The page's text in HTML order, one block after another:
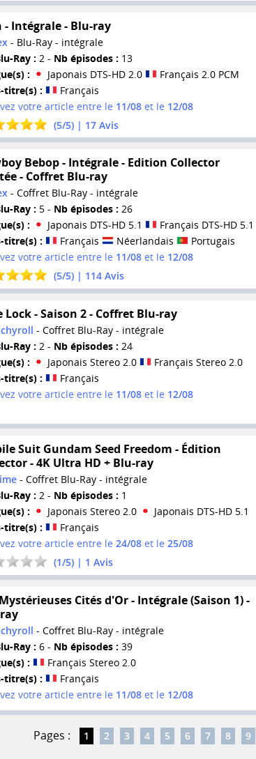
- Intégrale - Blu-ray
- Blu-Ray - intégrale
Ray : 2 - Nb épisodes : 13
:
Japonais DTS-HD 2.0
Français 2.0 PCM
titre(s) :
Français
votre article entre le 11/08et le 12/08
(5/5) | 17Avis
Bebop - Intégrale - Edition Collector
- Coffret Blu-ray
- Coffret Blu-Ray - intégrale
Ray : 5 - Nb épisodes : 26
:
Japonais DTS-HD 5.1
Français DTS-HD 5.1
titre(s) :
Français Néerlandais
Portugais
votre article entre le 11/08et le 12/08
(5/5) | 114Avis
Lock - Saison 2 - Coffret Blu-ray
- Coffret Blu-Ray - intégrale
Ray : 2 - Nb épisodes : 24
:
Japonais Stereo 2.0
Français Stereo 2.0
titre(s) :
Français
votre article entre le 11/08et le 12/08
Suit Gundam Seed Freedom - Édition
- 4K Ultra HD + Blu-ray
- Coffret Blu-Ray - intégrale
Ray : 2 - Nb épisodes : 1
:
Japonais Stereo 2.0
Japonais DTS-HD 5.1
titre(s) :
Français
votre article entre le 24/08et le 25/08
(1/5) | 1 Avis
Cités d'Or - Intégrale (Saison 1) -
- Coffret Blu-Ray - intégrale
Ray : 6 - Nb épisodes : 39
:
Français Stereo 2.0
titre(s) :
Français
votre article entre le 11/08et le 12/08
Pages : 1 2 3 4 5 6 7 8 9